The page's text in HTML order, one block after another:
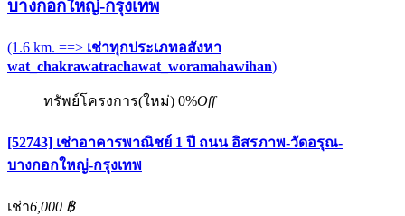
บางกอกใหญ่-กรุงเทพ
(1.6 km. ==> เช่าทุกประเภทอสังหา
wat_chakrawatrachawat_woramahawihan)
ทรัพย์โครงการ(ใหม่) 0%Off
[52743] เช่าอาคารพาณิชย์ 1 ปี ถนน อิสรภาพ-วัดอรุณ-
บางกอกใหญ่-กรุงเทพ
เช่า6,000 ฿